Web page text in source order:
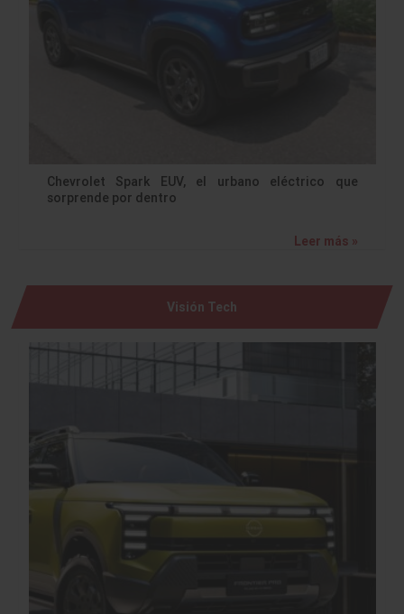
Chevrolet Spark EUV, el urbano eléctrico que
sorprende por dentro
Leer más »
Visión Tech